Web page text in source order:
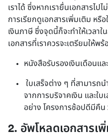
เราได้ ซึ่งหากเรายื่นเอกสารไ
การเรียกดูเอกสารเพิ่มเติม หรื
เงินภาษี ซึ่งจุดนี้ก็จะทำให้เวลา
เอกสารที่เราควรจะเตรียมให้พ
หนังสือรับรองเงินเดือนแ
ใบเสร็จต่าง ๆ ที่สามารถ
จากการบริจาคเงิน และใบ
อย่าง โครงการช้อปดีมีคืน
2. อัพโหลดเอกสารเ